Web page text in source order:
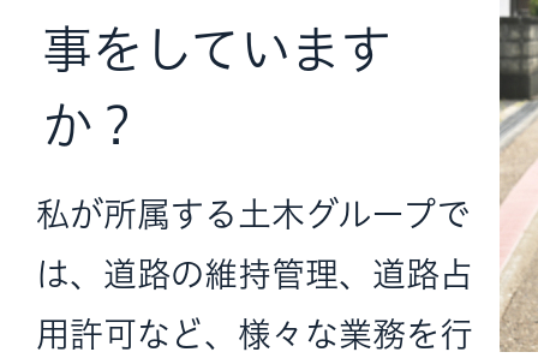
事をしています
か？
私が所属する土木グループで
は、道路の維持管理、道路占
用許可など、様々な業務を行